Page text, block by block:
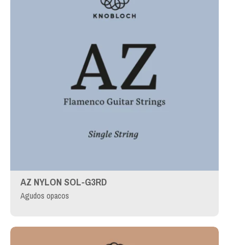
AZ NYLON SOL-G3RD
Agudos opacos